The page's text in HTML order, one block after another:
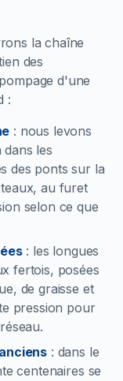
la chaîne
des
d'une
:
: nous levons
dans les
des ponts sur la
au furet
selon ce que
: les longues
fertois, posées
de graisse et
pression pour
: dans le
centenaires se